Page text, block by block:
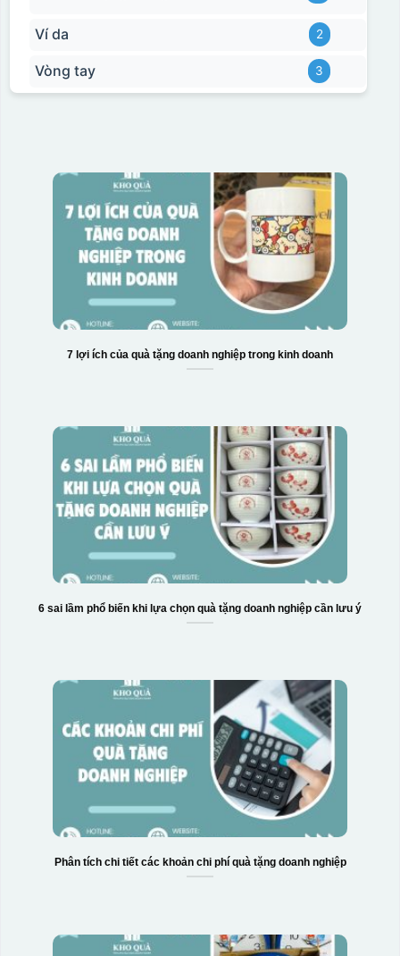
Ví da 2
Vòng tay 3
7 lợi ích của quà tặng doanh nghiệp trong kinh doanh
6 sai lầm phổ biến khi lựa chọn quà tặng doanh nghiệp cần lưu ý
Phân tích chi tiết các khoản chi phí quà tặng doanh nghiệp